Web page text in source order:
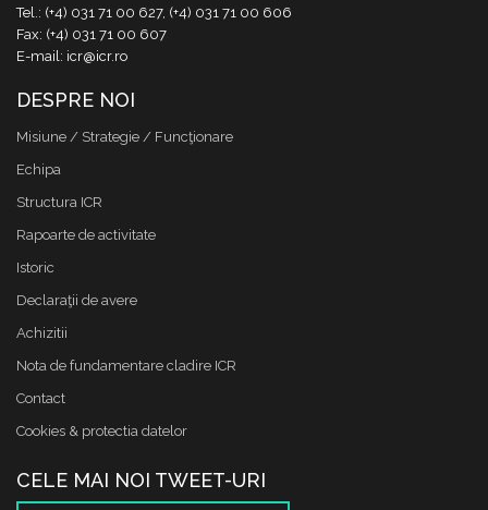
Tel.: (+4) 031 71 00 627, (+4) 031 71 00 606
Fax: (+4) 031 71 00 607
E-mail: icr@icr.ro
DESPRE NOI
Misiune / Strategie / Funcţionare
Echipa
Structura ICR
Rapoarte de activitate
Istoric
Declaraţii de avere
Achizitii
Nota de fundamentare cladire ICR
Contact
Cookies & protectia datelor
CELE MAI NOI TWEET-URI